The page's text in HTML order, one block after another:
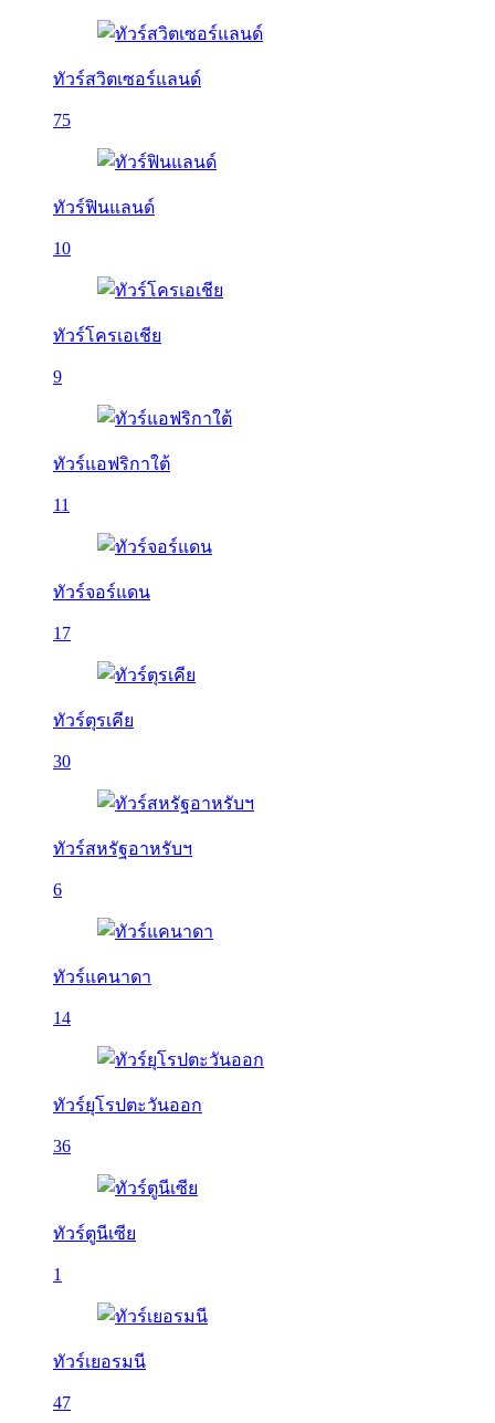
ทัวร์สวิตเซอร์แลนด์
75
ทัวร์ฟินแลนด์
10
ทัวร์โครเอเชีย
9
ทัวร์แอฟริกาใต้
11
ทัวร์จอร์แดน
17
ทัวร์ตุรเคีย
30
ทัวร์สหรัฐอาหรับฯ
6
ทัวร์แคนาดา
14
ทัวร์ยุโรปตะวันออก
36
ทัวร์ตูนีเซีย
1
ทัวร์เยอรมนี
47